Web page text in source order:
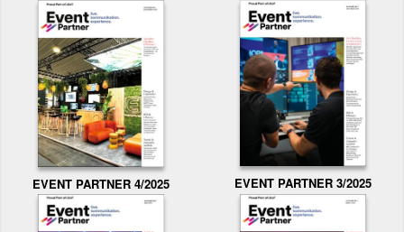
EVENT PARTNER 4/2025 EVENT PARTNER 3/2025